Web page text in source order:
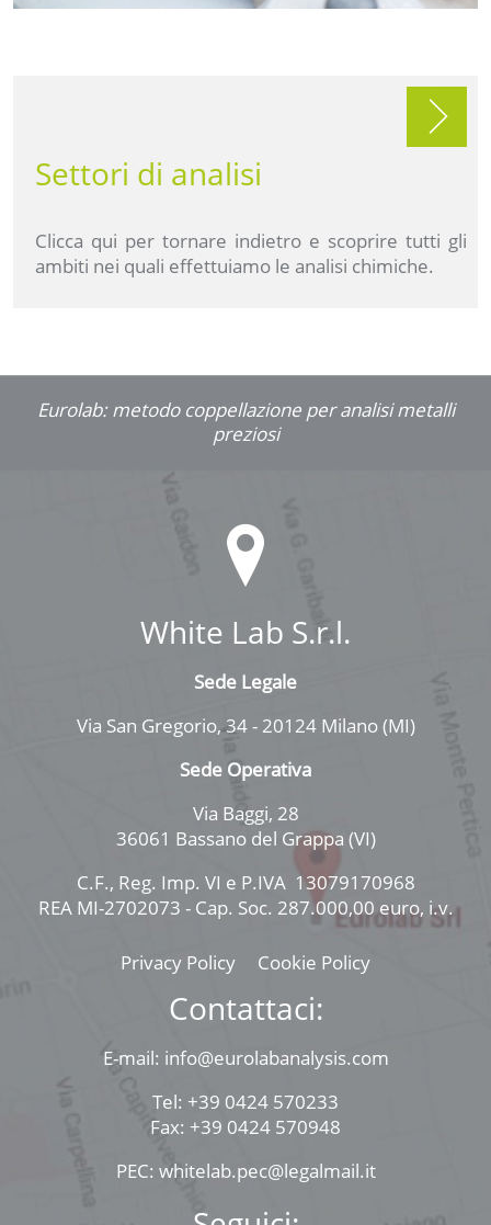
Settori di analisi
Clicca qui per tornare indietro e scoprire tutti gli
ambiti nei quali effettuiamo le analisi chimiche.
Eurolab: metodo coppellazione per analisi metalli
preziosi
White Lab S.r.l.
Sede Legale
Via San Gregorio, 34 - 20124 Milano (MI)
Sede Operativa
Via Baggi, 28
36061 Bassano del Grappa (VI)
C.F., Reg. Imp. VI e P.IVA 13079170968
REA MI-2702073 - Cap. Soc. 287.000,00 euro, i.v.
Privacy Policy Cookie Policy
Contattaci:
E-mail: info@eurolabanalysis.com
Tel: +39 0424 570233
Fax: +39 0424 570948
PEC: whitelab.pec@legalmail.it